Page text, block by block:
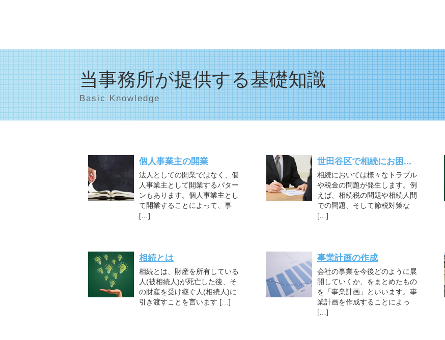
当事務所が提供する基礎知識
Basic Knowledge
個人事業主の開業
法人としての開業ではなく、個
人事業主として開業するパター
ンもあります。個人事業主とし
て開業することによって、事
[…]
世田谷区で相続にお困...
相続においては様々なトラブル
や税金の問題が発生します。例
えば、相続税の問題や相続人間
での問題、そして節税対策な
[…]
相続とは
相続とは、財産を所有している
人(被相続人)が死亡した後、そ
の財産を受け継ぐ人(相続人)に
引き渡すことを言います […]
事業計画の作成
会社の事業を今後どのように展
開していくか、をまとめたもの
を「事業計画」といいます。事
業計画を作成することによっ
[…]